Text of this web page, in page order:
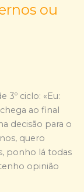
ou
3º ciclo: «Eu:
ao final
decisão para o
quero
ponho lá todas
opinião